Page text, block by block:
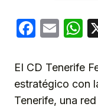
EI CD Tenerife
estratégico con
Tenerife, una